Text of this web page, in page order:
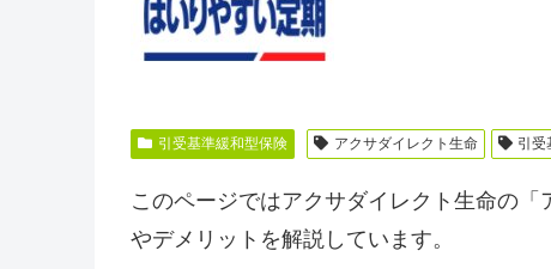
引受基準緩和型保険 アクサダイレクト生命 引受
このページではアクサダイレクト生命の
やデメリットを解説しています。